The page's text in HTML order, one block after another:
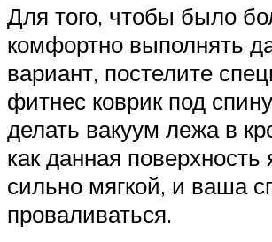
Для того, чтобы было
комфортно выполнять
вариант, постелите
фитнес коврик под
делать вакуум лежа в
как данная поверхность
сильно мягкой, и ваша
проваливаться.